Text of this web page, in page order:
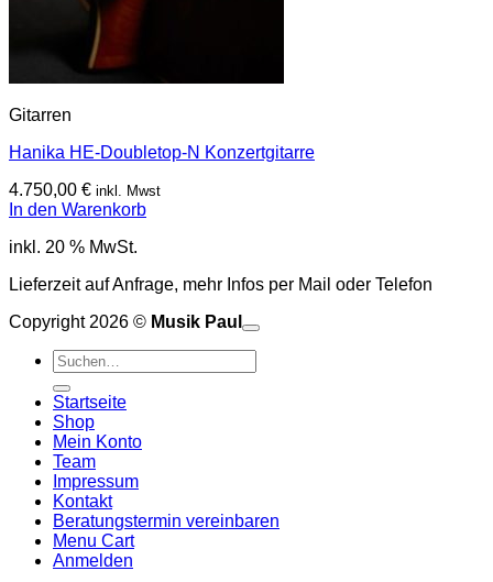
Gitarren
Hanika HE-Doubletop-N Konzertgitarre
4.750,00 € inkl. Mwst
In den Warenkorb
inkl. 20 % MwSt.
Lieferzeit auf Anfrage, mehr Infos per Mail oder Telefon
Copyright 2026 © Musik Paul
Suchen
nach:
Startseite
Shop
Mein Konto
Team
Impressum
Kontakt
Beratungstermin vereinbaren
Menu Cart
Anmelden